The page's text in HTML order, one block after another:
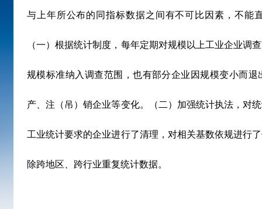
与上年所公布的同指标数据之间有不可比因素，不能
（一）根据统计制度，每年定期对规模以上工业企业调
规模标准纳入调查范围，也有部分企业因规模变小而
产、注（吊）销企业等变化。（二）加强统计执法，对
工业统计要求的企业进行了清理，对相关基数依规进行
除跨地区、跨行业重复统计数据。